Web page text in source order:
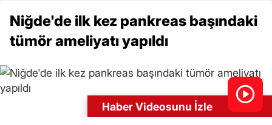
Niğde'de ilk kez pankreas başındaki
tümör ameliyatı yapıldı
Haber Videosunu İzle